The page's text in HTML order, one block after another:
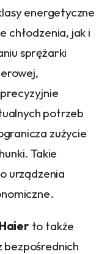
energetyczne
chłodzenia, jak i
sprężarki
potrzeb
zużycie
Takie
urządzenia
to także
bezpośrednich